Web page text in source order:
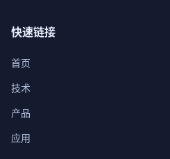
快速链接
首页
技术
产品
应用